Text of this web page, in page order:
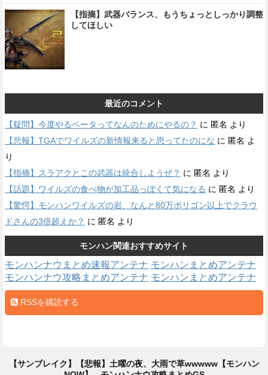
【指摘】武器バランス、もうちょっとしっかり調整
してほしい
最近のコメント
【疑問】今度やるベータってなんのためにやるの？ に 匿名 より
【悲報】TGAでワイルズの新情報来ると思ってたのにな に 匿名 よ
り
【指摘】スラアクとこの武器は統合しようぜ？ に 匿名 より
【話題】ワイルズの食べ物が加工品っぽくて気になる に 匿名 より
【驚愕】モンハンワイルズの岩、なんと80万ポリゴン以上でクラウ
ドさんの3倍超えか？ に 匿名 より
モンハン関連おすすめサイト
モンハンナウまとめ速報アンテナ モンハンまとめアンテナ
モンハンナウ攻略まとめアンテナ モンハンまとめアンテナ
RSSを購読する
【サンブレイク】【悲報】土曜の夜、大雨で草wwwww【モンハン